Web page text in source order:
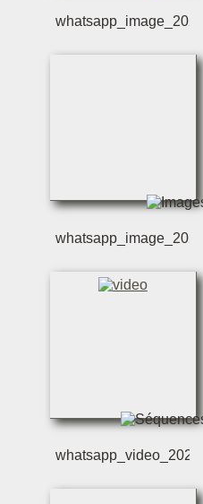
whatsapp_image_2024-
whatsapp_image_2024-
whatsapp_video_2024-